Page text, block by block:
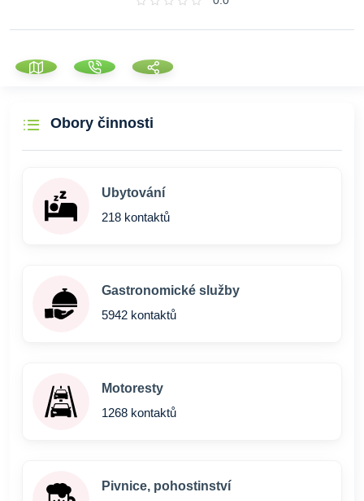
Obory činnosti
Ubytování
218 kontaktů
Gastronomické služby
5942 kontaktů
Motoresty
1268 kontaktů
Pivnice, pohostinství